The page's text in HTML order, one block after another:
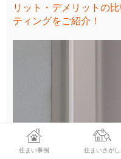
リット・デメリットの
ティングをご紹介！
住まい事例 住まいさがし